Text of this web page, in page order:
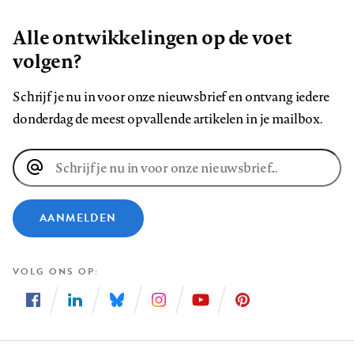
Alle ontwikkelingen op de voet
volgen?
Schrijf je nu in voor onze nieuwsbrief en ontvang iedere
donderdag de meest opvallende artikelen in je mailbox.
E-
mailadres
AANMELDEN
VOLG ONS OP
ons
ons
ons
ons
ons
ons